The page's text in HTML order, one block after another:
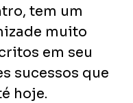
tem um
muito
em seu
sucessos que
hoje.